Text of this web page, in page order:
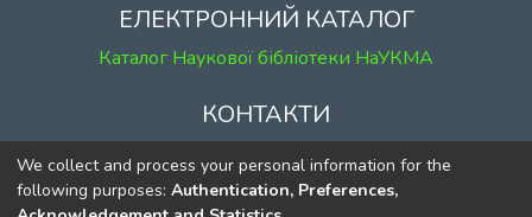
ЕЛЕКТРОННИЙ КАТАЛОГ
Каталог Наукової бібліотеки НаУКМА
КОНТАКТИ
м. Київ, вул. Григорія Сковороди, 2
к. 1, к. 120
We collect and process your personal information for the
following purposes: Authentication, Preferences,